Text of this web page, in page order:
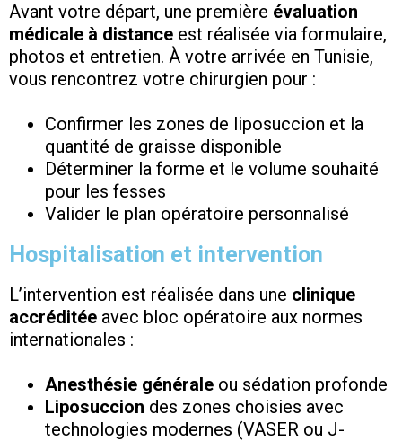
Avant votre départ, une première évaluation
médicale à distance est réalisée via formulaire,
photos et entretien. À votre arrivée en Tunisie,
vous rencontrez votre chirurgien pour :
Confirmer les zones de liposuccion et la
quantité de graisse disponible
Déterminer la forme et le volume souhaité
pour les fesses
Valider le plan opératoire personnalisé
Hospitalisation et intervention
L’intervention est réalisée dans une clinique
accréditée avec bloc opératoire aux normes
internationales :
Anesthésie générale ou sédation profonde
Liposuccion des zones choisies avec
technologies modernes (VASER ou J-